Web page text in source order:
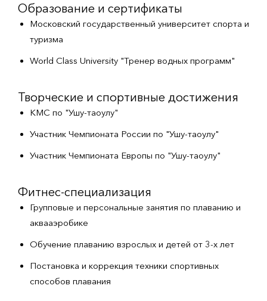
Образование и сертификаты
Московский государственный университет спорта и
туризма
World Class University "Тренер водных программ"
Творческие и спортивные достижения
КМС по "Ушу-таоулу"
Участник Чемпионата России по "Ушу-таоулу"
Участник Чемпионата Европы по "Ушу-таоулу"
Фитнес-специализация
Групповые и персональные занятия по плаванию и
аквааэробике
Обучение плаванию взрослых и детей от 3-х лет
Постановка и коррекция техники спортивных
способов плавания